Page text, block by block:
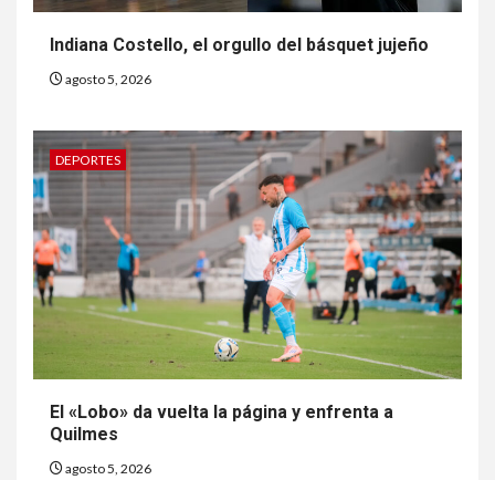
Indiana Costello, el orgullo del básquet jujeño
agosto 5, 2026
DEPORTES
El «Lobo» da vuelta la página y enfrenta a
Quilmes
agosto 5, 2026